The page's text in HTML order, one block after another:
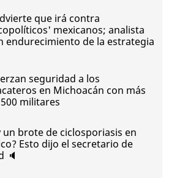
que irá contra
mexicanos; analista
endurecimiento de la estrategia
seguridad a los
en Michoacán con más
militares
un brote de ciclosporiasis en
Esto dijo el secretario de
🔈